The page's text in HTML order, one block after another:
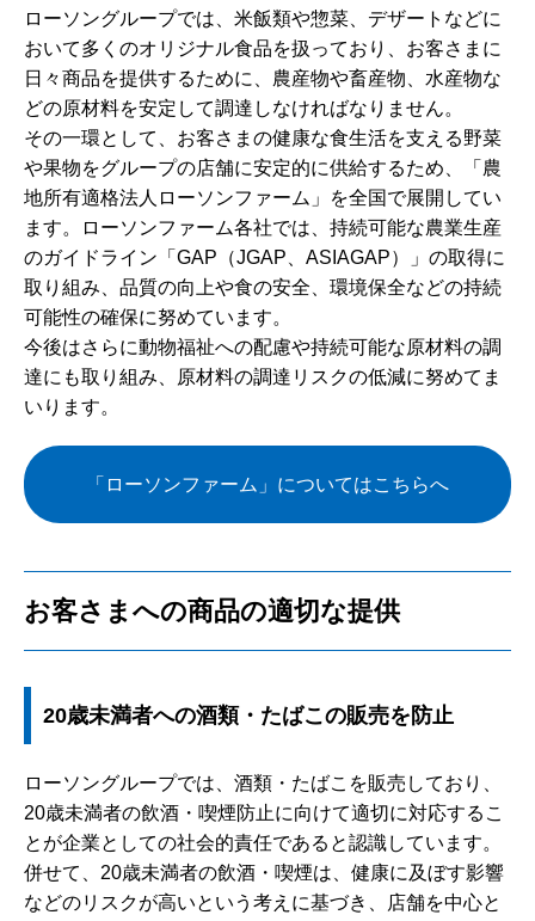
ローソングループでは、米飯類や惣菜、デザートなどに
おいて多くのオリジナル食品を扱っており、お客さまに
日々商品を提供するために、農産物や畜産物、水産物な
どの原材料を安定して調達しなければなりません。
その一環として、お客さまの健康な食生活を支える野菜
や果物をグループの店舗に安定的に供給するため、「農
地所有適格法人ローソンファーム」を全国で展開してい
ます。ローソンファーム各社では、持続可能な農業生産
のガイドライン「GAP（JGAP、ASIAGAP）」の取得に
取り組み、品質の向上や食の安全、環境保全などの持続
可能性の確保に努めています。
今後はさらに動物福祉への配慮や持続可能な原材料の調
達にも取り組み、原材料の調達リスクの低減に努めてま
いります。
「ローソンファーム」についてはこちらへ
お客さまへの商品の適切な提供
20歳未満者への酒類・たばこの販売を防止
ローソングループでは、酒類・たばこを販売しており、
20歳未満者の飲酒・喫煙防止に向けて適切に対応するこ
とが企業としての社会的責任であると認識しています。
併せて、20歳未満者の飲酒・喫煙は、健康に及ぼす影響
などのリスクが高いという考えに基づき、店舗を中心と